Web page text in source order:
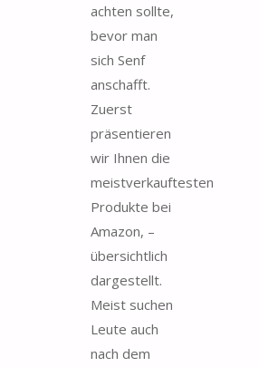
achten sollte,
bevor man
sich Senf
anschafft.
Zuerst
präsentieren
wir Ihnen die
meistverkauftesten
Produkte bei
Amazon, –
übersichtlich
dargestellt.
Meist suchen
Leute auch
nach dem